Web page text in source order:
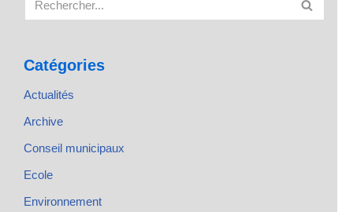
Catégories
Actualités
Archive
Conseil municipaux
Ecole
Environnement